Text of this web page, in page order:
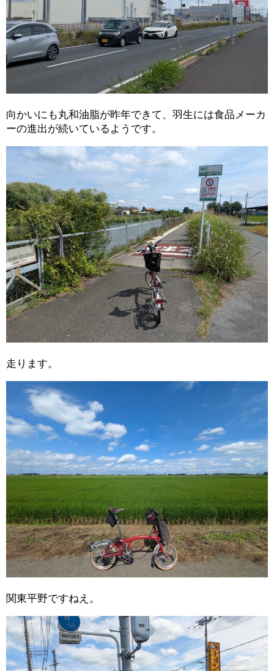
向かいにも丸和油脂が昨年できて、羽生には食品メーカ
ーの進出が続いているようです。
走ります。
関東平野ですねえ。